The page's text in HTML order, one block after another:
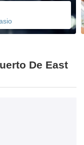
De East